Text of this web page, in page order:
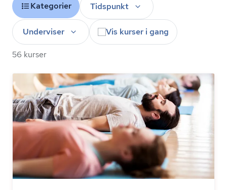
Kategorier Tidspunkt
Underviser Vis kurser i gang
56 kurser